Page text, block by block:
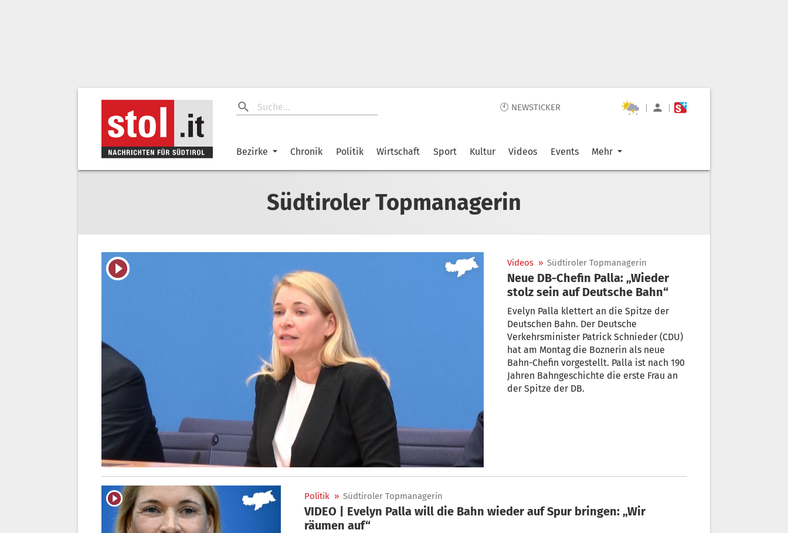
🕙 NEWSTICKER | |
Bezirke Chronik Politik Wirtschaft Sport Kultur Videos Events Mehr
Südtiroler Topmanagerin
Videos » Südtiroler Topmanagerin
Neue DB-Chefin Palla: „Wieder
stolz sein auf Deutsche Bahn“
Evelyn Palla klettert an die Spitze der
Deutschen Bahn. Der Deutsche
Verkehrsminister Patrick Schnieder (CDU)
hat am Montag die Boznerin als neue
Bahn-Chefin vorgestellt. Palla ist nach 190
Jahren Bahngeschichte die erste Frau an
der Spitze der DB.
Politik » Südtiroler Topmanagerin
VIDEO | Evelyn Palla will die Bahn wieder auf Spur bringen: „Wir
räumen auf“